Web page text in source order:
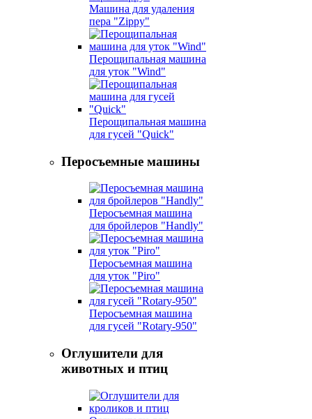
Машина для удаления
пера "Zippy"
Перощипальная машина
для уток "Wind"
Перощипальная машина
для гусей "Quick"
Перосъемные машины
Перосъемная машина
для бройлеров "Handly"
Перосъемная машина
для уток "Piro"
Перосъемная машина
для гусей "Rotary-950"
Оглушители для
животных и птиц